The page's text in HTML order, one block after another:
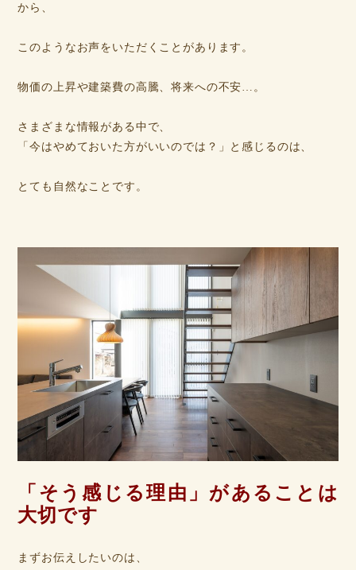
から、
このようなお声をいただくことがあります。
物価の上昇や建築費の高騰、将来への不安…。
さまざまな情報がある中で、
「今はやめておいた方がいいのでは？」と感じるのは、
とても自然なことです。
「そう感じる理由」があることは
大切です
まずお伝えしたいのは、